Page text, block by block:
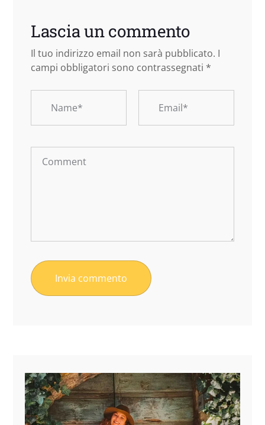
Lascia un commento
Il tuo indirizzo email non sarà pubblicato. I
campi obbligatori sono contrassegnati *